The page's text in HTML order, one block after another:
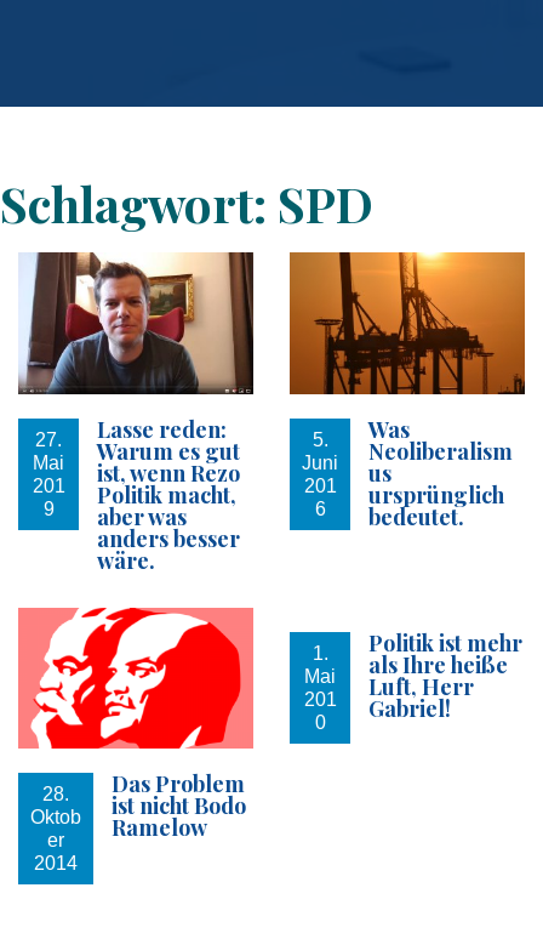
Schlagwort: SPD
27.
Mai
201
9
Lasse reden:
Warum es gut
ist, wenn Rezo
Politik macht,
aber was
anders besser
wäre.
5.
Juni
201
6
Was
Neoliberalism
us
ursprünglich
bedeutet.
28.
Oktob
er
2014
Das Problem
ist nicht Bodo
Ramelow
1.
Mai
201
0
Politik ist mehr
als Ihre heiße
Luft, Herr
Gabriel!